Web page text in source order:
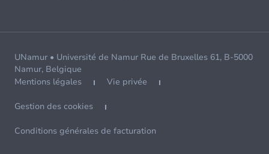
UNamur • Université de Namur Rue de Bruxelles 61, B-5000
Namur, Belgique
Mentions légales
Vie privée
Gestion des cookies
Conditions générales de facturation